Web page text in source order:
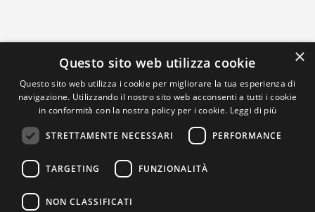
×
Questo sito web utilizza cookie
Questo sito web utilizza i cookie per migliorare la tua esperienza di
navigazione. Utilizzando il nostro sito web acconsenti a tutti i cookie
in conformità con la nostra policy per i cookie. Leggi di più
STRETTAMENTE NECESSARI PERFORMANCE
TARGETING FUNZIONALITÀ
NON CLASSIFICATI